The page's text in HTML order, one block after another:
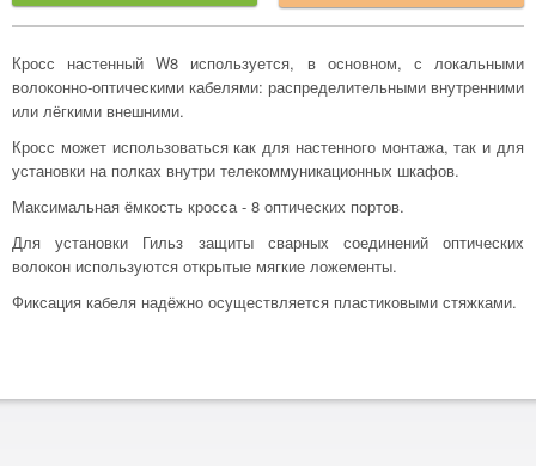
Кросс настенный W8 используется, в основном, с локальными
волоконно-оптическими кабелями: распределительными внутренними
или лёгкими внешними.
Кросс может использоваться как для настенного монтажа, так и для
установки на полках внутри телекоммуникационных шкафов.
Максимальная ёмкость кросса - 8 оптических портов.
Для установки Гильз защиты сварных соединений оптических
волокон используются открытые мягкие ложементы.
Фиксация кабеля надёжно осуществляется пластиковыми стяжками.